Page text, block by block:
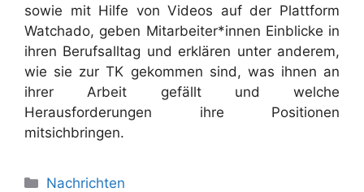
sowie mit Hilfe von Videos auf der Plattform
Watchado, geben Mitarbeiter*innen Einblicke in
ihren Berufsalltag und erklären unter anderem,
wie sie zur TK gekommen sind, was ihnen an
ihrer Arbeit gefällt und welche
Herausforderungen ihre Positionen
mitsichbringen.
Nachrichten